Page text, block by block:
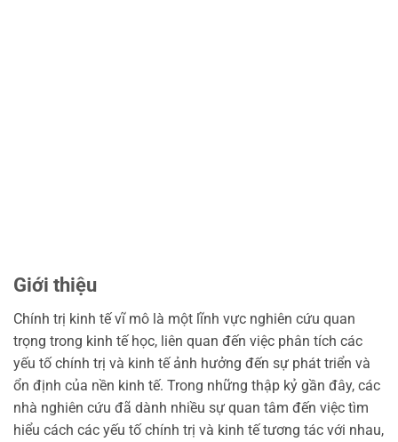
Giới thiệu
Chính trị kinh tế vĩ mô là một lĩnh vực nghiên cứu quan
trọng trong kinh tế học, liên quan đến việc phân tích các
yếu tố chính trị và kinh tế ảnh hưởng đến sự phát triển và
ổn định của nền kinh tế. Trong những thập kỷ gần đây, các
nhà nghiên cứu đã dành nhiều sự quan tâm đến việc tìm
hiểu cách các yếu tố chính trị và kinh tế tương tác với nhau,